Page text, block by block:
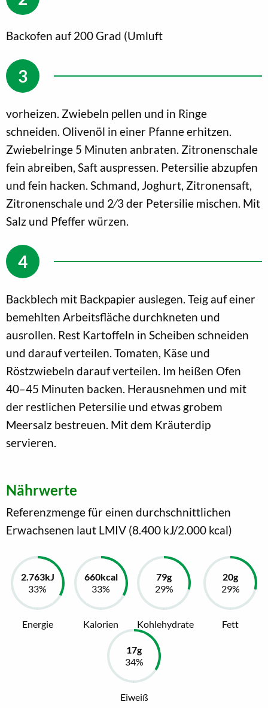
Backofen auf 200 Grad (Umluft
vorheizen. Zwiebeln pellen und in Ringe
schneiden. Olivenöl in einer Pfanne erhitzen.
Zwiebelringe 5 Minuten anbraten. Zitronenschale
fein abreiben, Saft auspressen. Petersilie abzupfen
und fein hacken. Schmand, Joghurt, Zitronensaft,
Zitronenschale und 2⁄3 der Petersilie mischen. Mit
Salz und Pfeffer würzen.
Backblech mit Backpapier auslegen. Teig auf einer
bemehlten Arbeitsfläche durchkneten und
ausrollen. Rest Kartoffeln in Scheiben schneiden
und darauf verteilen. Tomaten, Käse und
Röstzwiebeln darauf verteilen. Im heißen Ofen
40–45 Minuten backen. Herausnehmen und mit
der restlichen Petersilie und etwas grobem
Meersalz bestreuen. Mit dem Kräuterdip
servieren.
Nährwerte
Referenzmenge für einen durchschnittlichen
Erwachsenen laut LMIV (8.400 kJ/2.000 kcal)
Energie Kalorien Kohlehydrate Fett
Eiweiß